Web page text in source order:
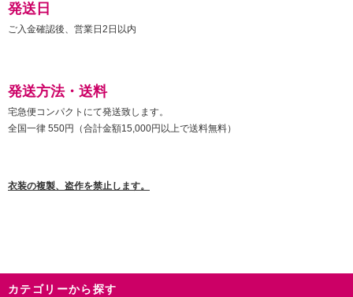
発送日
ご入金確認後、営業日2日以内
発送方法・送料
宅急便コンパクトにて発送致します。
全国一律 550円（合計金額15,000円以上で送料無料）
衣装の複製、盗作を禁止します。
カテゴリーから探す